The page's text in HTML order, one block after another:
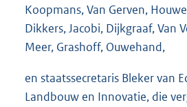
Koopmans, Van Gerven,
Dikkers, Jacobi, Dijkgraaf, Van
Meer, Grashoff, Ouwehand,
en staatssecretaris Bleker van
Landbouw en Innovatie, die